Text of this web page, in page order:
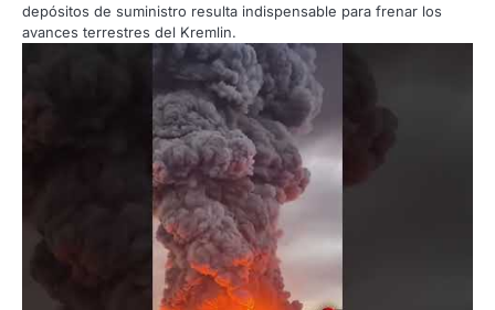
depósitos de suministro resulta indispensable para frenar los
avances terrestres del Kremlin.